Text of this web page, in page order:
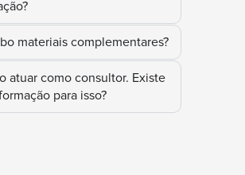
materiais complementares?
atuar como consultor. Existe
para isso?